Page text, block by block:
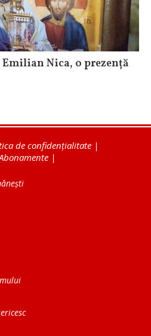
Nica, o prezență
de confidențialitate |
|